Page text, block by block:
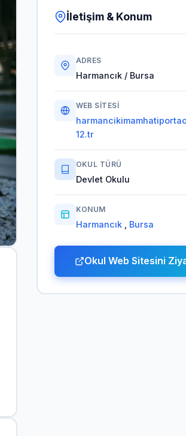
İletişim & Konum
ADRES
Harmancık / Bursa
WEB SITESI
12.tr
OKUL TÜRÜ
Devlet Okulu
KONUM
Harmancık Bursa
Okul Web Sitesini